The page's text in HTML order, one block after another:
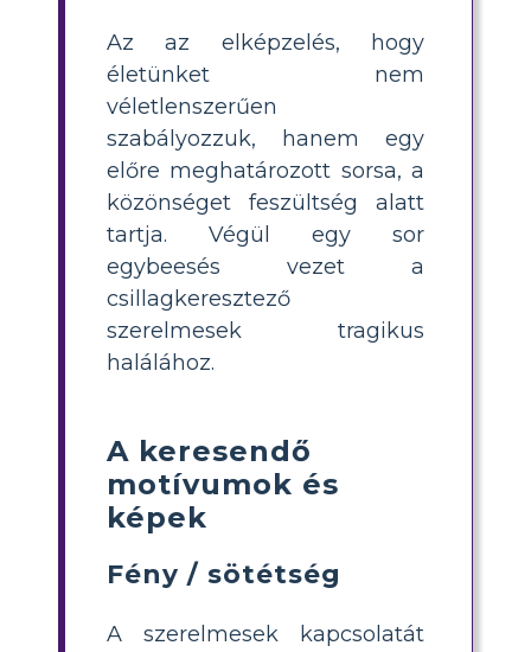
Az az elképzelés, hogy
életünket nem
véletlenszerűen
szabályozzuk, hanem egy
előre meghatározott sorsa, a
közönséget feszültség alatt
tartja. Végül egy sor
egybeesés vezet a
csillagkeresztező
szerelmesek tragikus
halálához.
A keresendő
motívumok és
képek
Fény / sötétség
A szerelmesek kapcsolatát